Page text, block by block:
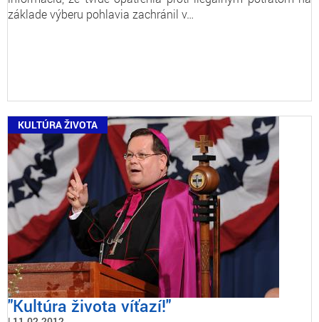
základe výberu pohlavia zachránil v…
KULTÚRA ŽIVOTA
"Kultúra života víťazí!"